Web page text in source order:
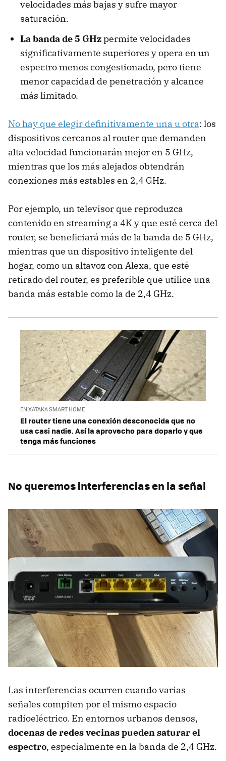
velocidades más bajas y sufre mayor
saturación.
La banda de 5 GHzpermite velocidades
significativamente superiores y opera en un
espectro menos congestionado, pero tiene
menor capacidad de penetración y alcance
más limitado.
No hay que elegir definitivamente una u otra: los
dispositivos cercanos al router que demanden
alta velocidad funcionarán mejor en 5 GHz,
mientras que los más alejados obtendrán
conexiones más estables en 2,4 GHz.
Por ejemplo, un televisor que reproduzca
contenido en streaming a 4K y que esté cerca del
router, se beneficiará más de la banda de 5 GHz,
mientras que un dispositivo inteligente del
hogar, como un altavoz con Alexa, que esté
retirado del router, es preferible que utilice una
banda más estable como la de 2,4 GHz.
EN XATAKA SMART HOME
El router tiene una conexión desconocida que no
usa casi nadie. Así la aprovecho para doparlo y que
tenga más funciones
No queremos interferencias en la señal
Las interferencias ocurren cuando varias
señales compiten por el mismo espacio
radioeléctrico. En entornos urbanos densos,
docenas de redes vecinas pueden saturar el
espectro, especialmente en la banda de 2,4 GHz.